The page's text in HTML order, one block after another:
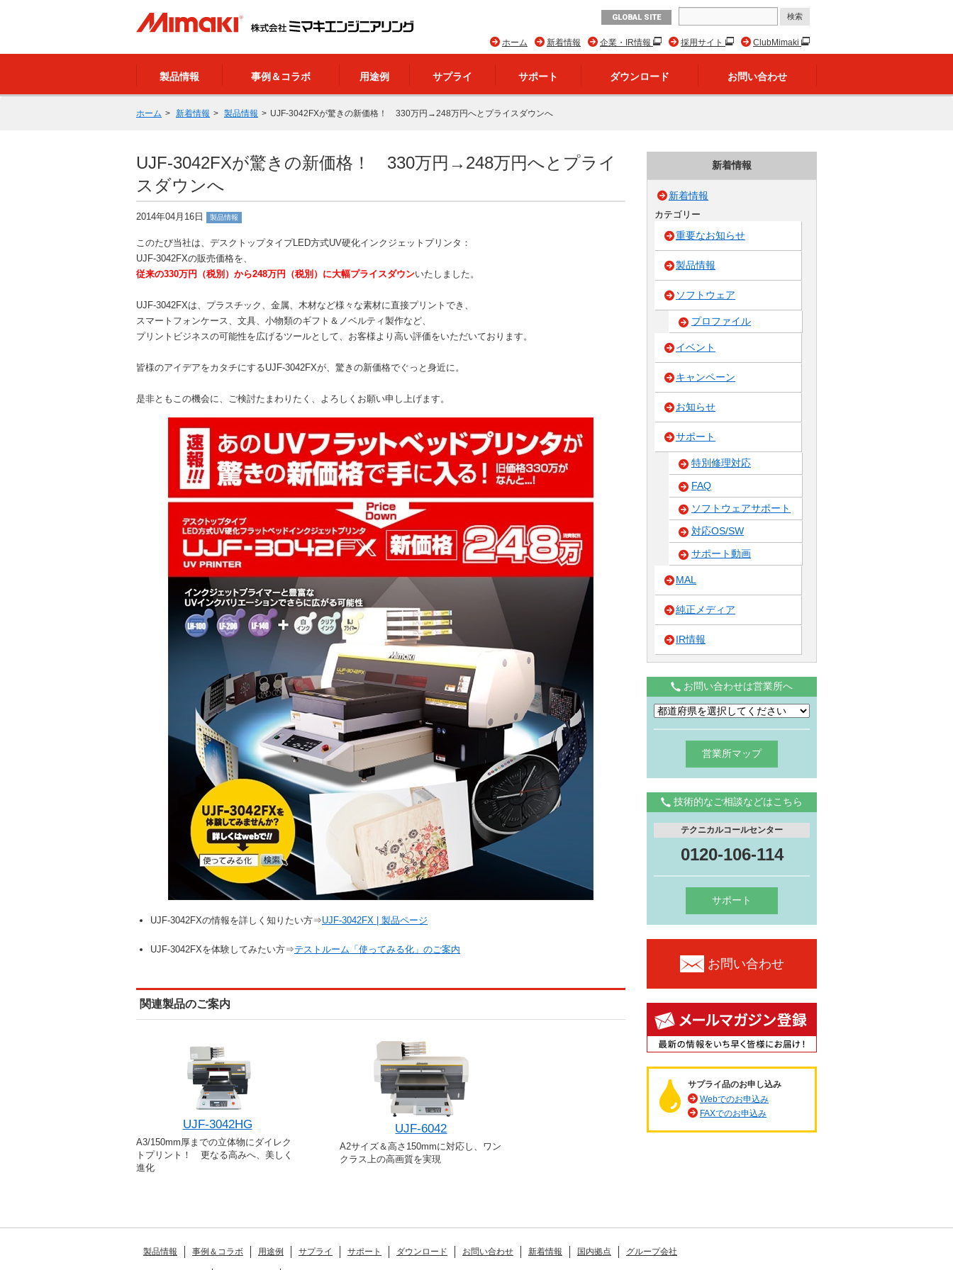
GLOBAL SITE
ClubMimaki
採用サイト
企業・IR情報
新着情報
ホーム
製品情報 事例＆コラボ 用途例 サプライ サポート ダウンロード お問い合わせ
ホーム 新着情報 製品情報 UJF-3042FXが驚きの新価格！ 330万円→248万円へとプライスダウンへ
UJF-3042FXが驚きの新価格！ 330万円→248万円へとプライ
スダウンへ
2014年04月16日 製品情報
このたび当社は、デスクトップタイプLED方式UV硬化インクジェットプリンタ：
UJF-3042FXの販売価格を、
従来の330万円（税別）から248万円（税別）に大幅プライスダウンいたしました。
UJF-3042FXは、プラスチック、金属、木材など様々な素材に直接プリントでき、
スマートフォンケース、文具、小物類のギフト＆ノベルティ製作など、
プリントビジネスの可能性を広げるツールとして、お客様より高い評価をいただいております。
皆様のアイデアをカタチにするUJF-3042FXが、驚きの新価格でぐっと身近に。
是非ともこの機会に、ご検討たまわりたく、よろしくお願い申し上げます。
UJF-3042FXの情報を詳しく知りたい方⇒UJF-3042FX | 製品ページ
UJF-3042FXを体験してみたい方⇒テストルーム「使ってみる化」のご案内
関連製品のご案内
UJF-3042HG
A3/150mm厚までの立体物にダイレク
トプリント！ 更なる高みへ、美しく
進化
UJF-6042
A2サイズ＆高さ150mmに対応し、ワン
クラス上の高画質を実現
新着情報
新着情報
カテゴリー
重要なお知らせ
製品情報
ソフトウェア
プロファイル
イベント
キャンペーン
お知らせ
サポート
特別修理対応
FAQ
ソフトウェアサポート
対応OS/SW
サポート動画
MAL
純正メディア
IR情報
お問い合わせは営業所へ
営業所マップ
技術的なご相談などはこちら
テクニカルコールセンター
0120-106-114
サポート
お問い合わせ
サプライ品のお申し込み
Webでのお申込み
FAXでのお申込み
製品情報 事例＆コラボ 用途例 サプライ サポート ダウンロード お問い合わせ 新着情報 国内拠点 グループ会社